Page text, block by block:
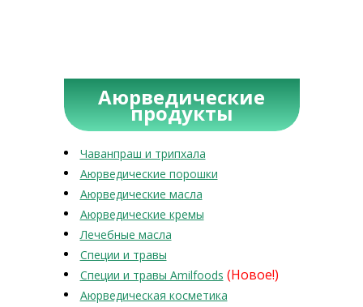
Аюрведические
продукты
Чаванпраш и трипхала
Аюрведические порошки
Аюрведические масла
Аюрведические кремы
Лечебные масла
Специи и травы
Специи и травы Amilfoods (Новое!)
Аюрведическая косметика